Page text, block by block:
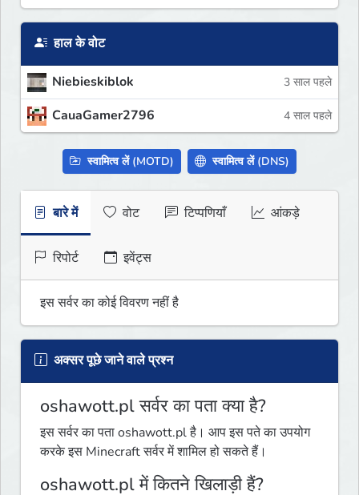
हाल के वोट
Niebieskiblok 3 साल पहले
CauaGamer2796 4 साल पहले
स्वामित्व लें (MOTD) स्वामित्व लें (DNS)
बारे में वोट टिप्पणियाँ आंकड़े
रिपोर्ट इवेंट्स
इस सर्वर का कोई विवरण नहीं है
अक्सर पूछे जाने वाले प्रश्न
oshawott.pl सर्वर का पता क्या है?
इस सर्वर का पता oshawott.pl है। आप इस पते का उपयोग
करके इस Minecraft सर्वर में शामिल हो सकते हैं।
oshawott.pl में कितने खिलाड़ी हैं?